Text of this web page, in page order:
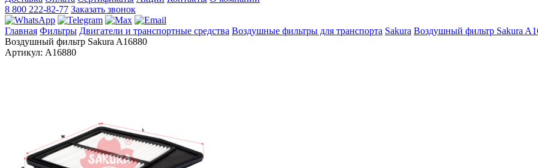
8 800 222-82-77 Заказать звонок
Главная Фильтры Двигатели и транспортные средства Воздушные фильтры для транспорта Sakura Воздушный фильтр Sakura
Воздушный фильтр Sakura A16880
Артикул: A16880